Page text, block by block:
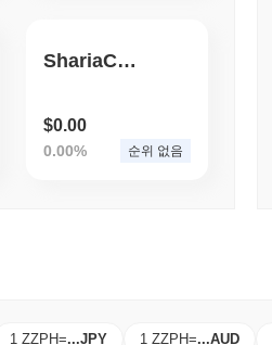
ShariaCoin
$0.00
0.00% 순위 없음
1 ZZPH=...JPY 1 ZZPH=...AUD